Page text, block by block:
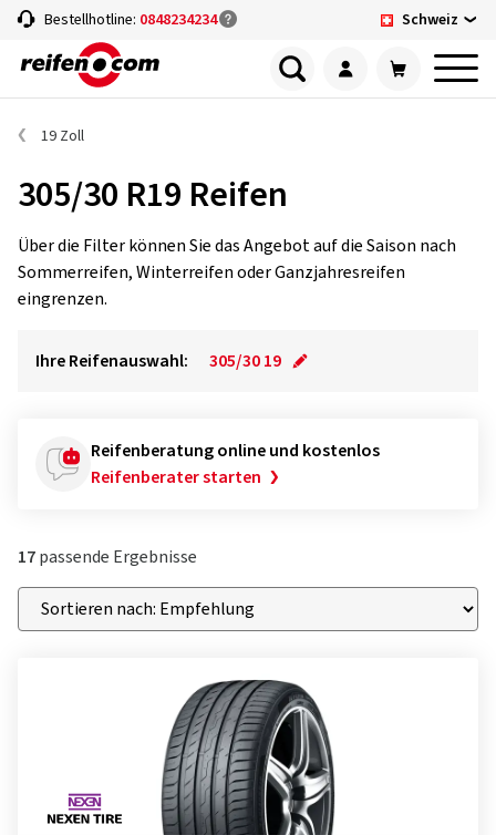
Bestellhotline: 0848234234 Schweiz
19 Zoll
305/30 R19 Reifen
Über die Filter können Sie das Angebot auf die Saison nach
Sommerreifen, Winterreifen oder Ganzjahresreifen
eingrenzen.
Ihre Reifenauswahl: 305/30 19
Reifenberatung online und kostenlos
Reifenberater starten
17passende Ergebnisse